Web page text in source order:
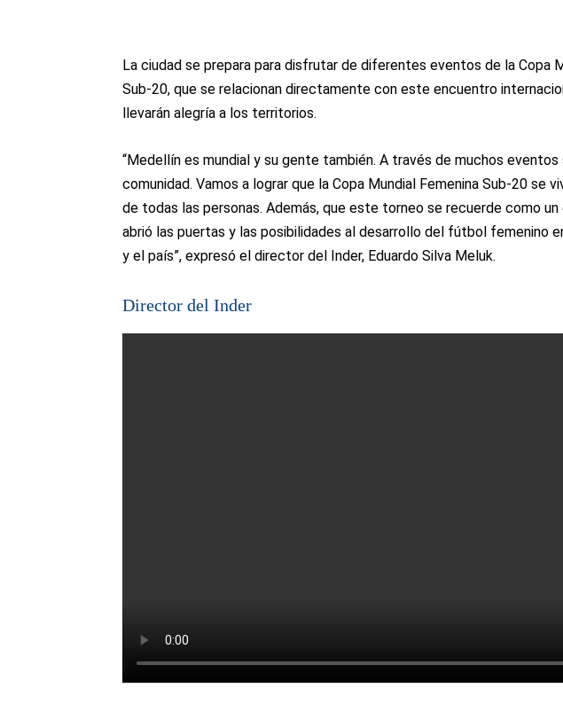
La ciudad se prepara para disfrutar de diferentes eventos de la Copa
Sub-20, que se relacionan directamente con este encuentro
llevarán alegría a los territorios.
“Medellín es mundial y su gente también. A través de muchos eventos
comunidad. Vamos a lograr que la Copa Mundial Femenina Sub-20 se
de todas las personas. Además, que este torneo se recuerde como
abrió las puertas y las posibilidades al desarrollo del fútbol femenino
y el país”, expresó el director del Inder, Eduardo Silva Meluk.
Director del Inder